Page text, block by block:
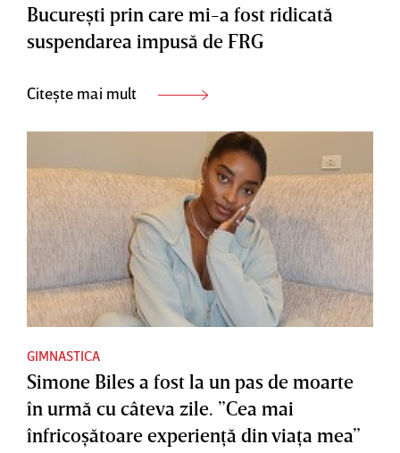
Bucureşti prin care mi-a fost ridicată
suspendarea impusă de FRG
Citește mai mult
GIMNASTICA
Simone Biles a fost la un pas de moarte
în urmă cu câteva zile. ”Cea mai
înfricoşătoare experienţă din viaţa mea”